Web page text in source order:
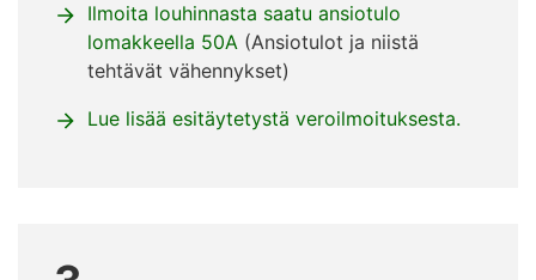
Ilmoita louhinnasta saatu ansiotulo
lomakkeella 50A (Ansiotulot ja niistä
tehtävät vähennykset)
Lue lisää esitäytetystä veroilmoituksesta.